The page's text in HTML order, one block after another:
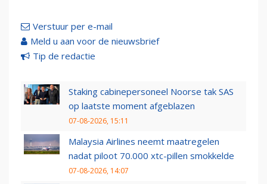
Verstuur per e-mail
Meld u aan voor de nieuwsbrief
Tip de redactie
Staking cabinepersoneel Noorse tak SAS
op laatste moment afgeblazen
07-08-2026, 15:11
Malaysia Airlines neemt maatregelen
nadat piloot 70.000 xtc-pillen smokkelde
07-08-2026, 14:07